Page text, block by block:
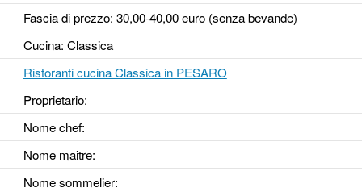
Fascia di prezzo: 30,00-40,00 euro (senza bevande)
Cucina: Classica
Ristoranti cucina Classica in PESARO
Proprietario:
Nome chef:
Nome maitre:
Nome sommelier: